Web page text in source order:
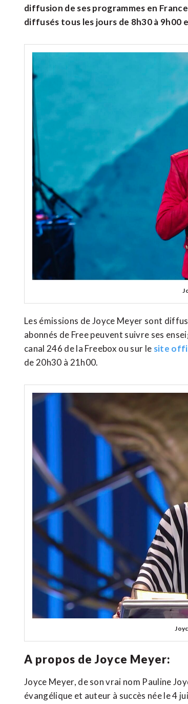
diffusion de ses programmes en
diffusés tous les jours de 8h30 à 9h00
Les émissions de Joyce Meyer sont
abonnés de Free peuvent suivre ses
canal 246 de la Freebox ou sur le site
de 20h30 à 21h00.
A propos de Joyce Meyer:
Joyce Meyer, de son vrai nom Pauline
évangélique et auteur à succès née le 4